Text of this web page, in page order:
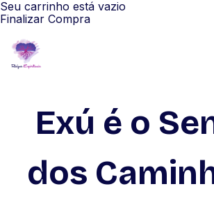
Seu carrinho está vazio
Finalizar Compra
Exú é o
dos